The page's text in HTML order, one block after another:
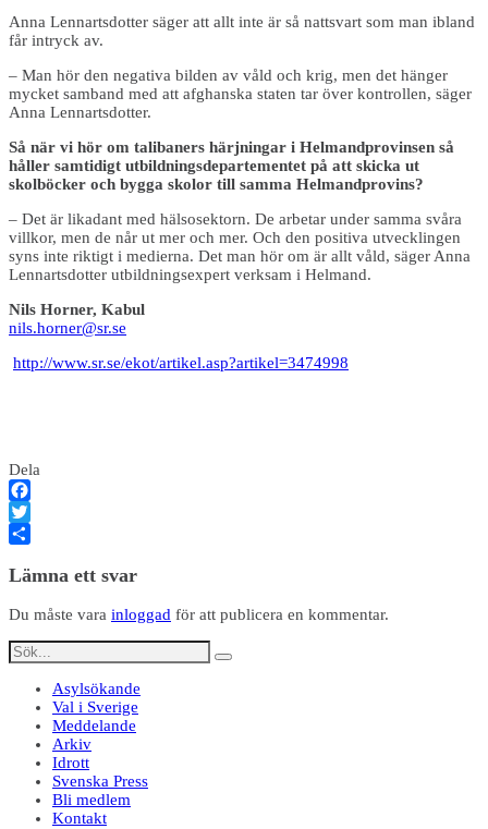
Anna Lennartsdotter säger att allt inte är så nattsvart som man ibland
får intryck av.
– Man hör den negativa bilden av våld och krig, men det hänger
mycket samband med att afghanska staten tar över kontrollen, säger
Anna Lennartsdotter.
Så när vi hör om talibaners härjningar i Helmandprovinsen så
håller samtidigt utbildningsdepartementet på att skicka ut
skolböcker och bygga skolor till samma Helmandprovins?
– Det är likadant med hälsosektorn. De arbetar under samma svåra
villkor, men de når ut mer och mer. Och den positiva utvecklingen
syns inte riktigt i medierna. Det man hör om är allt våld, säger Anna
Lennartsdotter utbildningsexpert verksam i Helmand.
Nils Horner, Kabul
nils.horner@sr.se
http://www.sr.se/ekot/artikel.asp?artikel=3474998
Dela
Facebook
Twitter
Lämna ett svar
Du måste vara inloggad för att publicera en kommentar.
Asylsökande
Val i Sverige
Meddelande
Arkiv
Idrott
Svenska Press
Bli medlem
Kontakt